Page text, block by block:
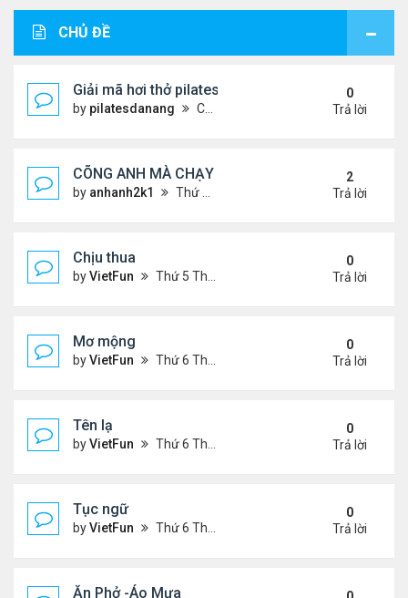
CHỦ ĐỀ
Giải mã hơi thở pilates: Chìa khóa vàng cho sức
by pilatesdanang Chủ nhật Tháng 7 27, 2025 12:57 pm
0
Trả lời
CÕNG ANH MÀ CHẠY
by anhanh2k1 Thứ 5 Tháng 5 16, 2024 2:19 am
2
Trả lời
Chịu thua
byVietFun Thứ 5 Tháng 6 22, 2023 12:26 pm
0
Trả lời
Mơ mộng
byVietFun Thứ 6 Tháng 1 13, 2023 4:54 pm
0
Trả lời
Tên lạ
byVietFun Thứ 6 Tháng 1 13, 2023 4:47 pm
0
Trả lời
Tục ngữ
byVietFun Thứ 6 Tháng 1 13, 2023 4:43 pm
0
Trả lời
Ăn Phở -Áo Mưa